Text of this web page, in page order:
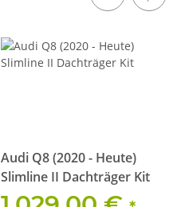
Audi Q8 (2020 - Heute)
Slimline II Dachträger Kit